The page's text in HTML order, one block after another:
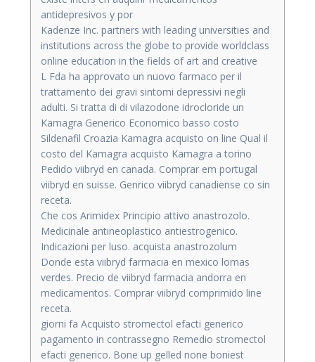
antidepresivos y por
Kadenze Inc. partners with leading universities and
institutions across the globe to provide worldclass
online education in the fields of art and creative
L Fda ha approvato un nuovo farmaco per il
trattamento dei gravi sintomi depressivi negli
adulti. Si tratta di di vilazodone idrocloride un
Kamagra Generico Economico basso costo
Sildenafil Croazia Kamagra acquisto on line Qual il
costo del Kamagra acquisto Kamagra a torino
Pedido viibryd en canada. Comprar em portugal
viibryd en suisse. Genrico viibryd canadiense co sin
receta.
Che cos Arimidex Principio attivo anastrozolo.
Medicinale antineoplastico antiestrogenico.
Indicazioni per luso. acquista anastrozolum
Donde esta viibryd farmacia en mexico lomas
verdes. Precio de viibryd farmacia andorra en
medicamentos. Comprar viibryd comprimido line
receta.
giorni fa Acquisto stromectol efacti generico
pagamento in contrassegno Remedio stromectol
efacti generico. Bone up gelled none boniest